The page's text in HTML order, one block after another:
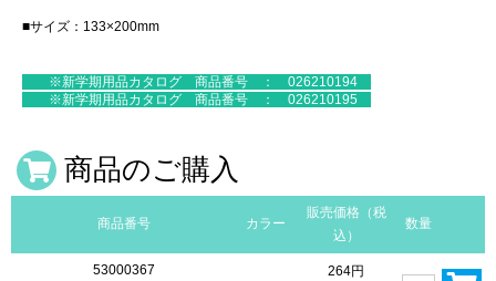
■サイズ：133×200mm
※新学期用品カタログ 商品番号 ： 026210194
※新学期用品カタログ 商品番号 ： 026210195
商品のご購入
商品番号 カラー
販売価格（税
込）
数量
53000367 264円